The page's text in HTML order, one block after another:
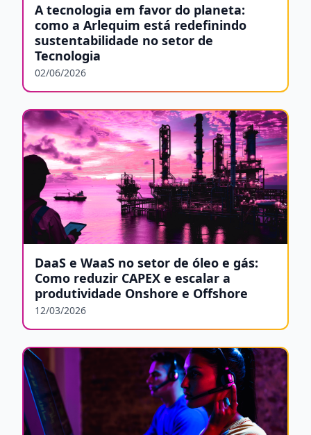
A tecnologia em favor do planeta:
como a Arlequim está redefinindo
sustentabilidade no setor de
Tecnologia
02/06/2026
DaaS e WaaS no setor de óleo e gás:
Como reduzir CAPEX e escalar a
produtividade Onshore e Offshore
12/03/2026